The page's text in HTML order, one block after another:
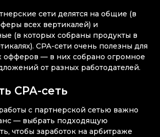
сети делятся на общие (в
всех вертикалей) и
(в которых собраны продукты в
CPA-сети очень полезны для
офферов — в них собрано огромное
от разных работодателей.
CPA-сеть
с партнерской сетью важно
— выбрать подходящую
чтобы заработок на арбитраже